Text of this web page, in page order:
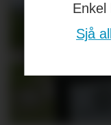
Sjå